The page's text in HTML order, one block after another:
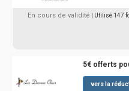
En cours de validité | Utilisé 147
5€ offerts
vers la